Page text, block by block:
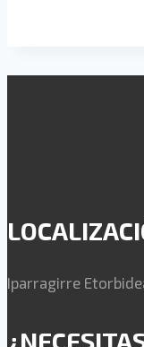
Iparragirre